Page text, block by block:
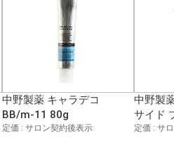
中野製薬 キャラデコ
BB/m-11 80g
定価 : サロン契約後表示
中野製
サイド
定価 : サ